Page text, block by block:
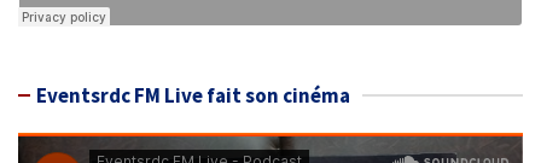
Eventsrdc FM Live fait son cinéma